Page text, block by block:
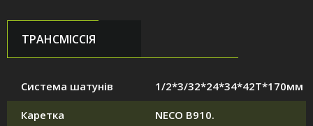
ТРАНСМІССІЯ
Система шатунів 1/2*3/32*24*34*42T*170мм
Каретка NECO B910.